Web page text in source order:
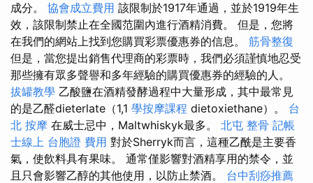
成分。 協會成立費用 該限制於1917年通過，並於1919年生
效，該限制禁止在全國范圍內進行酒精消費。 但是，您將
在我們的網站上找到您購買彩票優惠券的信息。 筋骨整復
但是，當您提出銷售代理商的彩票時，我們必須謹慎地忍受
那些擁有眾多聲譽和多年經驗的購買優惠券的經驗的人。
拔罐教學 乙酸鹽在酒精發酵過程中大量形成，其中最常見
的是乙醛dieterlate（1,1 學按摩課程 dietoxiethane）。 台
北 按摩 在威士忌中，Maltwhiskyk最多。 北屯 整骨 記帳
士線上 台胞證 費用 對於Sherryk而言，這種乙酰是主要香
氣，使飲料具有果味。 通常僅影響對酒精享用的禁令，並
且只會影響乙醇的其他使用，以防止禁酒。 台中刮痧推薦